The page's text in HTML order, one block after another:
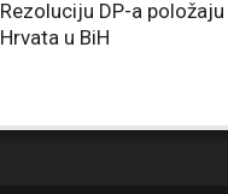
Rezoluciju DP-a položaju
Hrvata u BiH